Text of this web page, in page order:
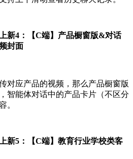
新4：【C端】产品橱窗版&对话
封面
对应产品的视频，那么产品橱窗版
智能体对话中的产品卡片（不区分
。
新5：【C端】教育行业学校类客